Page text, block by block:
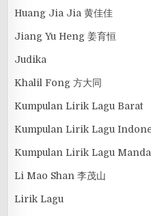
Huang Jia Jia 黄佳佳
Jiang Yu Heng 姜育恒
Judika
Khalil Fong 方大同
Kumpulan Lirik Lagu Barat
Kumpulan Lirik Lagu
Kumpulan Lirik Lagu
Li Mao Shan 李茂山
Lirik Lagu